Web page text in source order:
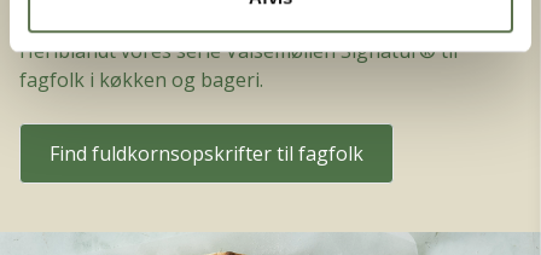
Heriblandt vores serie Valsemøllen Signatur® til
fagfolk i køkken og bageri.
Find fuldkornsopskrifter til fagfolk